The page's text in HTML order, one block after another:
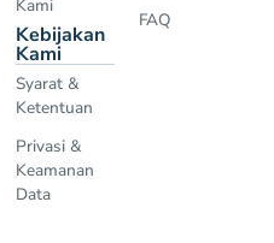
Kami
Kebijakan
Kami
Syarat &
Ketentuan
Privasi &
Keamanan
Data
FAQ